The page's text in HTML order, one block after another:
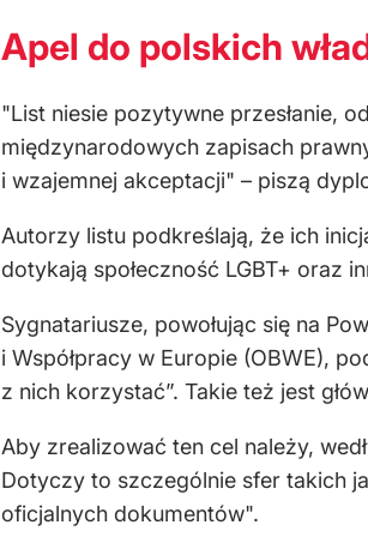
Apel do polskich
"List niesie pozytywne przesłanie,
międzynarodowych zapisach
i wzajemnej akceptacji" – piszą
Autorzy listu podkreślają, że ich
dotykają społeczność LGBT+ oraz
Sygnatariusze, powołując się na
i Współpracy w Europie (OBWE),
z nich korzystać”. Takie też jest
Aby zrealizować ten cel należy,
Dotyczy to szczególnie sfer takich
oficjalnych dokumentów".